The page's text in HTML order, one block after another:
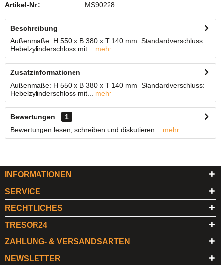
Artikel-Nr.: MS90228.
Beschreibung
Außenmaße: H 550 x B 380 x T 140 mm Standardverschluss:
Hebelzylinderschloss mit...
mehr
Zusatzinformationen
Außenmaße: H 550 x B 380 x T 140 mm Standardverschluss:
Hebelzylinderschloss mit...
mehr
Bewertungen
1
Bewertungen lesen, schreiben und diskutieren...
mehr
INFORMATIONEN
SERVICE
RECHTLICHES
TRESOR24
ZAHLUNG- & VERSANDSARTEN
NEWSLETTER